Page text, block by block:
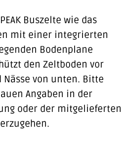
Buszelte wie das
mit einer integrierten
Bodenplane
den Zeltboden vor
Nässe von unten. Bitte
Angaben in der
oder der mitgelieferten